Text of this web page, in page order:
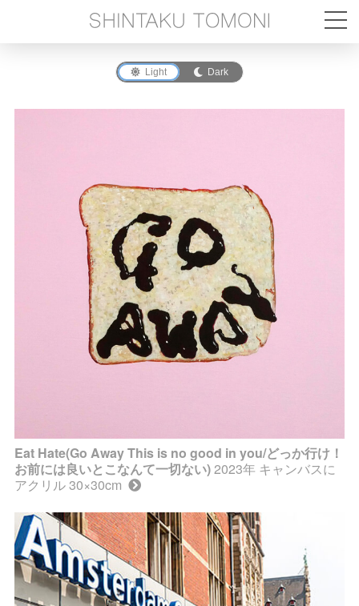
Light Dark
Eat Hate(Go Away This is no good in you/どっか行け！
お前には良いとこなんて一切ない)2023年 キャンバスに
アクリル 30×30cm